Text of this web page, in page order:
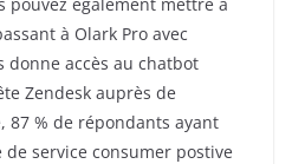
à Olark Pro avec
donne accès au chatbot
Zendesk auprès de
87 % de répondants ayant
service consumer postive